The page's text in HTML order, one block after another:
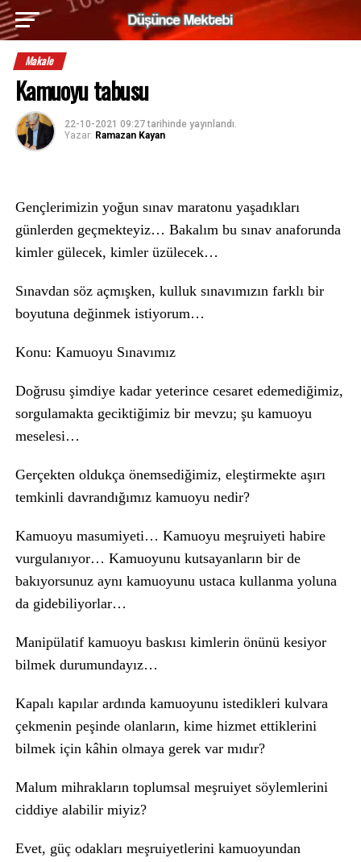
Makale
Kamuoyu tabusu
22-10-2021 09:27tarihinde yayınlandı.
Yazar: Ramazan Kayan
Gençlerimizin yoğun sınav maratonu yaşadıkları
günlerden geçmekteyiz… Bakalım bu sınav anaforunda
kimler gülecek, kimler üzülecek…
Sınavdan söz açmışken, kulluk sınavımızın farklı bir
boyutuna değinmek istiyorum…
Konu: Kamuoyu Sınavımız
Doğrusu şimdiye kadar yeterince cesaret edemediğimiz,
sorgulamakta geciktiğimiz bir mevzu; şu kamuoyu
meselesi…
Gerçekten oldukça önemsediğimiz, eleştirmekte aşırı
temkinli davrandığımız kamuoyu nedir?
Kamuoyu masumiyeti… Kamuoyu meşruiyeti habire
vurgulanıyor… Kamuoyunu kutsayanların bir de
bakıyorsunuz aynı kamuoyunu ustaca kullanma yoluna
da gidebiliyorlar…
Manipülatif kamuoyu baskısı kimlerin önünü kesiyor
bilmek durumundayız…
Kapalı kapılar ardında kamuoyunu istedikleri kulvara
çekmenin peşinde olanların, kime hizmet ettiklerini
bilmek için kâhin olmaya gerek var mıdır?
Malum mihrakların toplumsal meşruiyet söylemlerini
ciddiye alabilir miyiz?
Evet, güç odakları meşruiyetlerini kamuoyundan